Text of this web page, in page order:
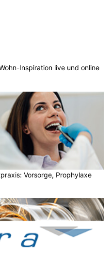
Inspiration live und online
Vorsorge, Prophylaxe